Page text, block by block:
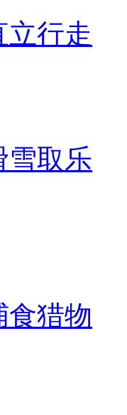
立行走
雪取乐
食猎物